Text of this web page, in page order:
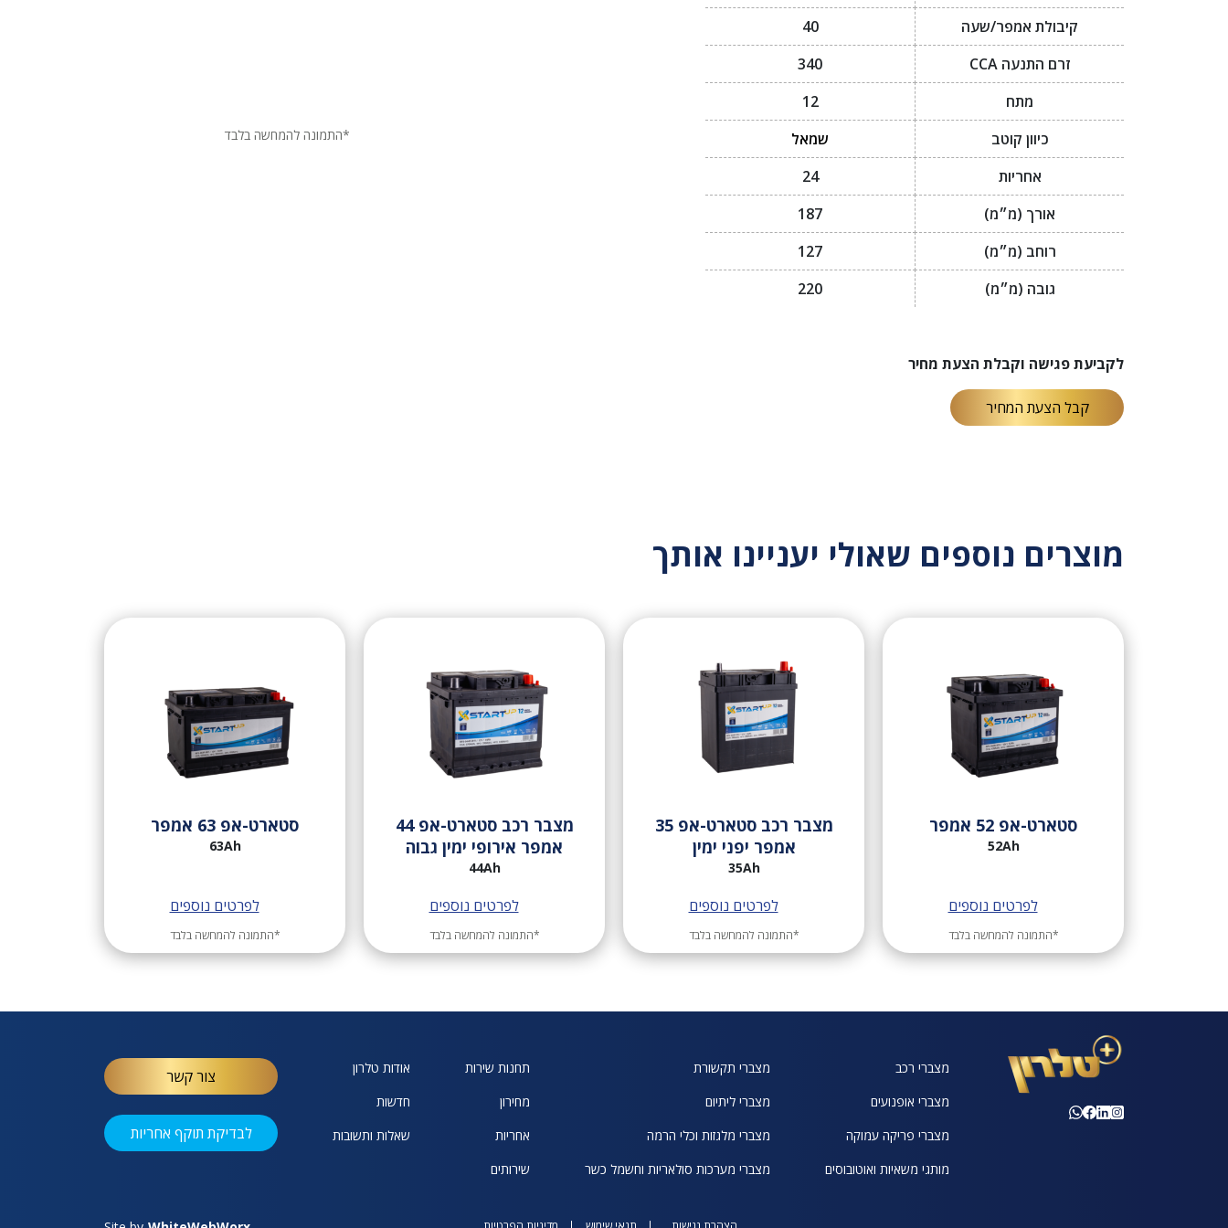
קיבולת אמפר/שעה
40
זרם התנעה CCA
340
מתח
12
כיוון קוטב
שמאל
אחריות
24
אורך (מ״מ)
187
רוחב (מ״מ)
127
גובה (מ״מ)
220
לקביעת פגישה וקבלת הצעת מחיר
קבל הצעת המחיר
*התמונה להמחשה בלבד
מוצרים נוספים שאולי יעניינו אותך
סטארט-אפ 52 אמפר
לפרטים נוספים
*התמונה להמחשה בלבד
52Ah
מצבר רכב סטארט-אפ 35
אמפר יפני ימין
לפרטים נוספים
*התמונה להמחשה בלבד
35Ah
מצבר רכב סטארט-אפ 44
אמפר אירופי ימין גבוה
לפרטים נוספים
*התמונה להמחשה בלבד
44Ah
סטארט-אפ 63 אמפר
לפרטים נוספים
*התמונה להמחשה בלבד
63Ah
מצברי רכב
מצברי אופנועים
מצברי פריקה עמוקה
מותגי משאיות ואוטובוסים
מצברי תקשורת
מצברי ליתיום
מצברי מלגזות וכלי הרמה
מצברי מערכות סולאריות וחשמל כשר
תחנות שירות
מחירון
אחריות
שירותים
אודות טלרון
חדשות
שאלות ותשובות
צור קשר
לבדיקת תוקף אחריות